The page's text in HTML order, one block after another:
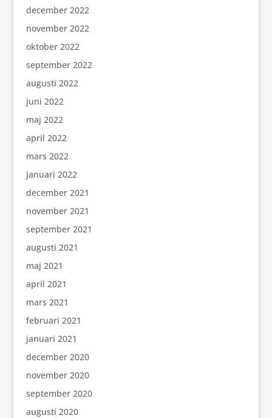
december 2022
november 2022
oktober 2022
september 2022
augusti 2022
juni 2022
maj 2022
april 2022
mars 2022
januari 2022
december 2021
november 2021
september 2021
augusti 2021
maj 2021
april 2021
mars 2021
februari 2021
januari 2021
december 2020
november 2020
september 2020
augusti 2020